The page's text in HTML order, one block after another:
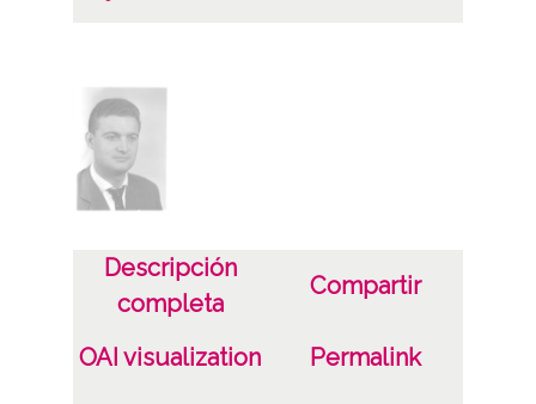
Sign originales: Celuloide 9x12, n° 1491
Sign copias: Carpeta 149 - Positivos 21296
Licencia de las imágenes
Descripción
completa
Compartir
OAI visualization Permalink